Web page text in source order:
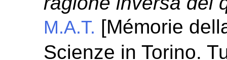
M.A.T. [Mémorie
Scienze in Torino.